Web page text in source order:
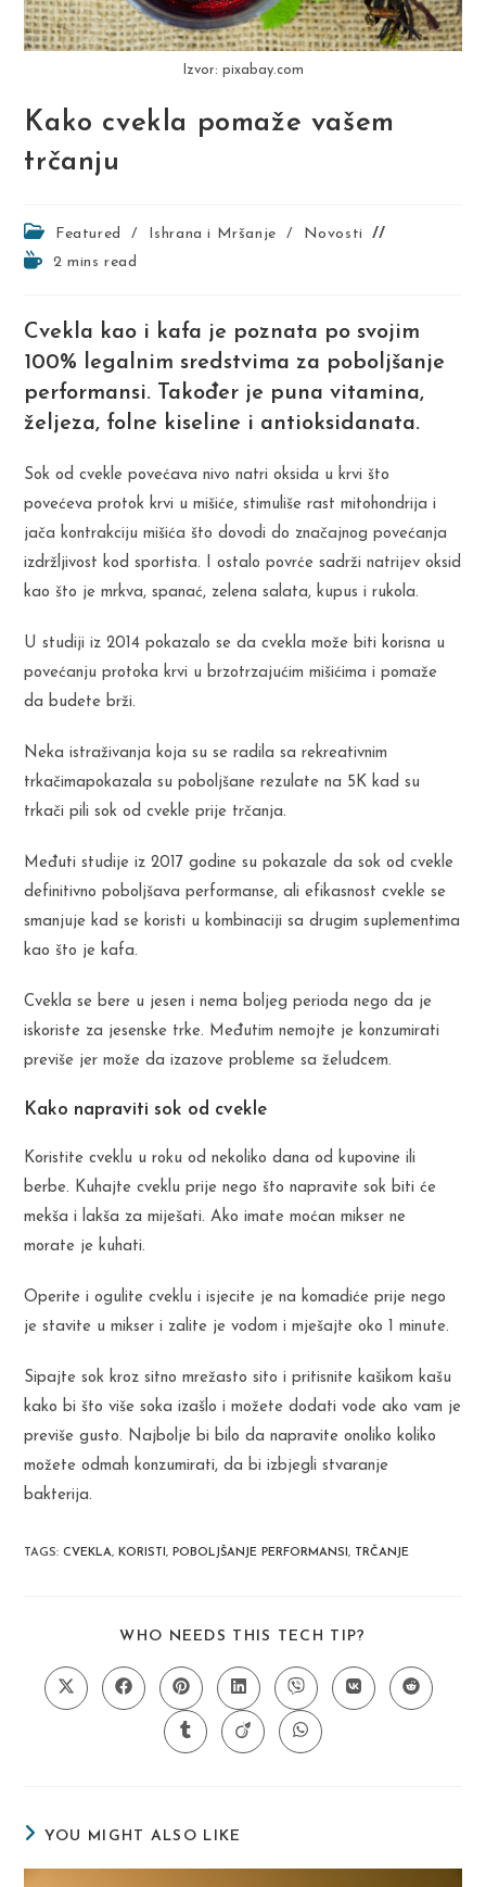
Izvor: pixabay.com
Kako cvekla pomaže vašem
trčanju
Post
category:
Featured / Ishrana i Mršanje /
Novosti
Reading2 mins read
Cvekla kao i kafa je poznata po svojim
100% legalnim sredstvima za poboljšanje
performansi. Također je puna vitamina,
željeza, folne kiseline i antioksidanata.
Sok od cvekle povećava nivo natri oksida u krvi što
povećeva protok krvi u mišiće, stimuliše rast mitohondrija i
jača kontrakciju mišića što dovodi do značajnog povećanja
izdržljivost kod sportista. I ostalo povrće sadrži natrijev oksid
kao što je mrkva, spanać, zelena salata, kupus i rukola.
U studiji iz 2014 pokazalo se da cvekla može biti korisna u
povećanju protoka krvi u brzotrzajućim mišićima i pomaže
da budete brži.
Neka istraživanja koja su se radila sa rekreativnim
trkačimapokazala su poboljšane rezulate na 5K kad su
trkači pili sok od cvekle prije trčanja.
Međuti studije iz 2017 godine su pokazale da sok od cvekle
definitivno poboljšava performanse, ali efikasnost cvekle se
smanjuje kad se koristi u kombinaciji sa drugim suplementima
kao što je kafa.
Cvekla se bere u jesen i nema boljeg perioda nego da je
iskoriste za jesenske trke. Međutim nemojte je konzumirati
previše jer može da izazove probleme sa želudcem.
Kako napraviti sok od cvekle
Koristite cveklu u roku od nekoliko dana od kupovine ili
berbe. Kuhajte cveklu prije nego što napravite sok biti će
mekša i lakša za miješati. Ako imate moćan mikser ne
morate je kuhati.
Operite i ogulite cveklu i isjecite je na komadiće prije nego
je stavite u mikser i zalite je vodom i mješajte oko 1 minute.
Sipajte sok kroz sitno mrežasto sito i pritisnite kašikom kašu
kako bi što više soka izašlo i možete dodati vode ako vam je
previše gusto. Najbolje bi bilo da napravite onoliko koliko
možete odmah konzumirati, da bi izbjegli stvaranje
bakterija.
TAGS:CVEKLA, KORISTI, POBOLJŠANJE PERFORMANSI, TRČANJE
WHO NEEDS THIS TECH TIP?
CONTENT
Opens
in
Opens
in
Opens
in
a
new
window
Opens
in
a
new
window
Opens
in
a
new
window
Opens
in
Opens
in
Opens
in
Opens
in
Opens
in
YOU MIGHT ALSO LIKE